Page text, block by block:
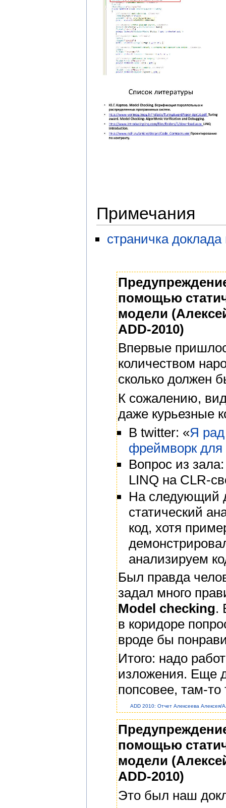
Примечания
страничка
помощью
модели
ADD-2010)
Впервые
количеством
сколько должен
К сожалению,
даже курьезные
В twitter: «Я рад
фреймворк для
Вопрос из
LINQ на CLR-
На следующий
статический
код, хотя
анализируем
Был правда
задал много
Model checking.
в коридоре
вроде бы
Итого: надо
изложения. Еще
попсовее, там-то
ADD 2010: Отчет Алексеева Алексея/
помощью
модели
ADD-2010)
Это был наш